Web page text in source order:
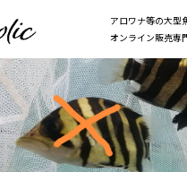
アロワナ等の大型
オンライン販売専